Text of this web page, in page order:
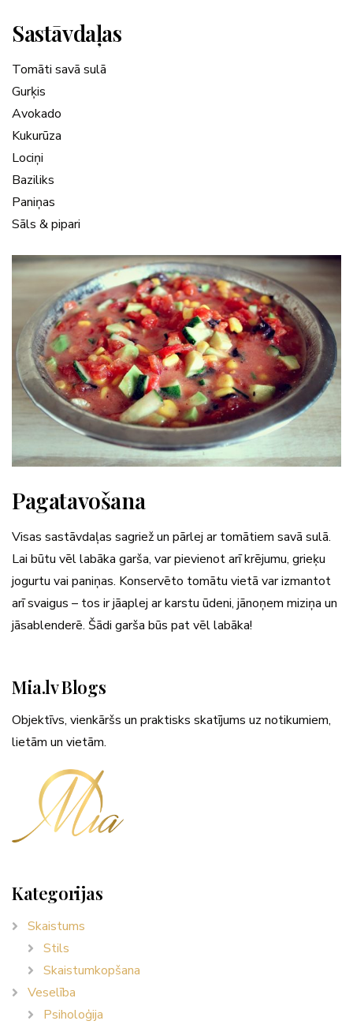
Sastāvdaļas
Tomāti savā sulā
Gurķis
Avokado
Kukurūza
Lociņi
Baziliks
Paniņas
Sāls & pipari
Pagatavošana
Visas sastāvdaļas sagriež un pārlej ar tomātiem savā sulā.
Lai būtu vēl labāka garša, var pievienot arī krējumu, grieķu
jogurtu vai paniņas. Konservēto tomātu vietā var izmantot
arī svaigus – tos ir jāaplej ar karstu ūdeni, jānoņem miziņa un
jāsablenderē. Šādi garša būs pat vēl labāka!
Mia.lv Blogs
Objektīvs, vienkāršs un praktisks skatījums uz notikumiem,
lietām un vietām.
Kategorijas
Skaistums
Stils
Skaistumkopšana
Veselība
Psiholoģija